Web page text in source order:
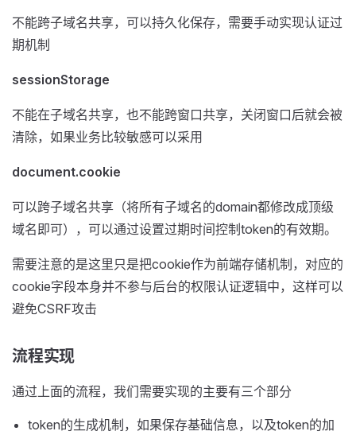
不能跨子域名共享，可以持久化保存，需要手动实现认证过
期机制
sessionStorage
不能在子域名共享，也不能跨窗口共享，关闭窗口后就会被
清除，如果业务比较敏感可以采用
document.cookie
可以跨子域名共享（将所有子域名的domain都修改成顶级
域名即可），可以通过设置过期时间控制token的有效期。
需要注意的是这里只是把cookie作为前端存储机制，对应的
cookie字段本身并不参与后台的权限认证逻辑中，这样可以
避免CSRF攻击
流程实现
通过上面的流程，我们需要实现的主要有三个部分
token的生成机制，如果保存基础信息，以及token的加